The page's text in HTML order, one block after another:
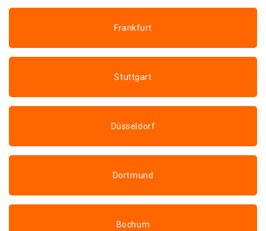
Frankfurt
Stuttgart
Düsseldorf
Dortmund
Bochum